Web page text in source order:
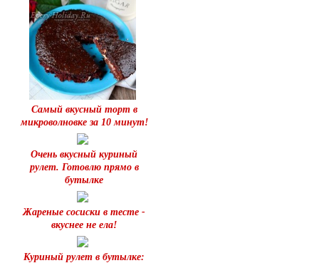
Самый вкусный торт в
микроволновке за 10 минут!
Очень вкусный куриный
рулет. Готовлю прямо в
бутылке
Жареные сосиски в тесте -
вкуснее не ела!
Куриный рулет в бутылке: